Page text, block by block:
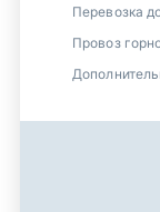
Перевозка
Провоз